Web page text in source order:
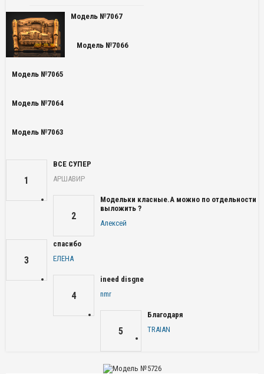
Модель №7067
Модель №7066
Модель №7065
Модель №7064
Модель №7063
1
ВСЕ СУПЕР
АРШАВИР
2
Модельки класные.А можно по отдельности
выложить ?
Алексей
3
спасибо
ЕЛЕНА
4
ineed disgne
nmr
5
Благодаря
TRAIAN